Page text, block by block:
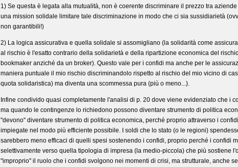
1) Se questa è legata alla mutualità, non è coerente discriminare il prezzo tra
una mission solidale limitare tale discriminazione in modo che ci sia sussidiarietà
non garantibili!)
2) La logica assicurativa e quella solidale si assomigliano (la solidarità come
al rischio è l'esatto contrario della solidarietà e della ripartizione economica del
bookmaker anziché da un broker). Questo vale per i confidi ma anche per le
maniera puntuale il mio rischio discriminandolo rispetto al rischio del mio vicino di
quota solidaristica) ma diventa una scommessa pura (più o meno...).
Infine condivido quasi completamente l'analisi di p. 20 dove viene evidenziato che i
ma quando le contingenze lo richiedono possono diventare strumento di politica
"devono" diventare strumento di politica economica, perché proprio attraverso i
impiegate nel modo più efficiente possibile. I soldi che lo stato (o le regioni)
sarebbero meno efficaci di quelli spesi sostenendo i confidi, proprio perché i confidi
selettivamente verso quella tipologia di impresa (la medio-piccola) che più sostiene
"improprio" il ruolo che i confidi svolgono nei momenti di crisi, ma strutturale, anche